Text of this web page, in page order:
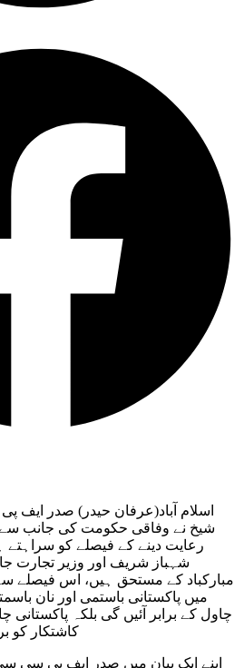
اسلام آباد(عرفان حیدر) صدر
شیخ نے وفاقی حکومت کی جانب سے
رعایت دینے کے فیصلے کو سراہتے
شہباز شریف اور وزیر تجارت
مبارکباد کے مستحق ہیں، اس فیصلے
میں پاکستانی باستمی اور نان
چاول کے برابر آئیں گی بلکہ
کاشتکار کو
اپنے ایک بیان میں صدر ایف پی سی